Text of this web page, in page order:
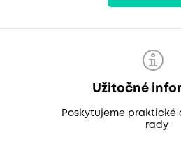
Užitočné
Poskytujeme praktické
rady